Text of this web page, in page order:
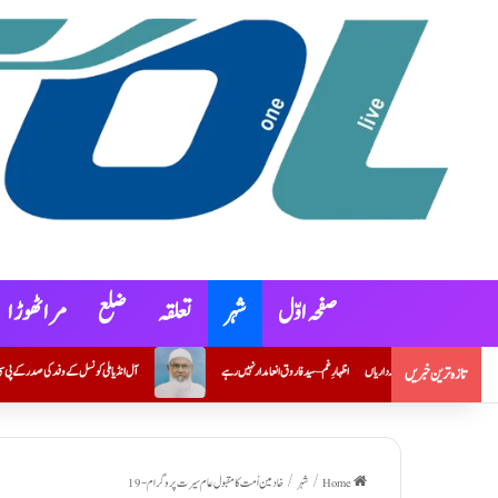
صفحہ اوّل شہر تعلقہ ضلع مراٹھوڑ ا
تازہ ترین خبریں آل انڈیا ملی کونسل کے وفد کی صدر کے پی سی سی سے ملاقات؛ سیاسی نمائندگی، تحفظات اظہارِ غم – سید فاروق انعامدار نہیں رہے
/ شہر / خادمین اُمت کامقبول عام سیرت پروگرام-19